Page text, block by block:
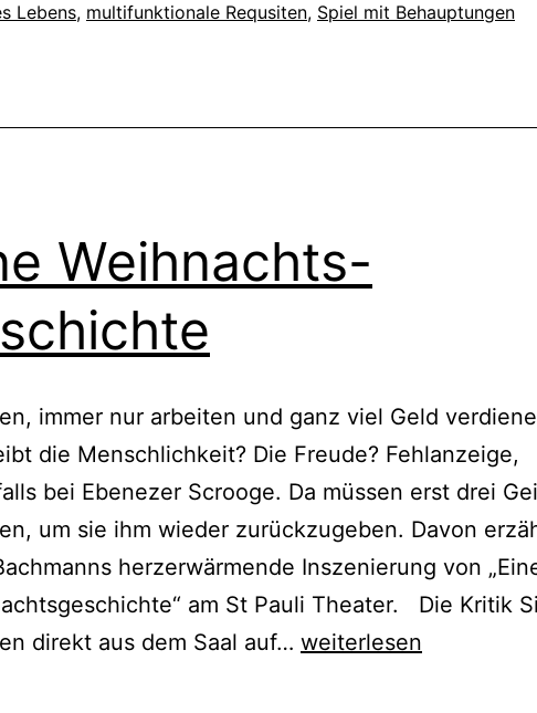
Lebens, multifunktionale Requsiten, Spiel mit Behauptungen
Weihnachts-
immer nur arbeiten und ganz viel Geld
die Menschlichkeit? Die Freude? Fehlanzeige,
bei Ebenezer Scrooge. Da müssen erst drei
um sie ihm wieder zurückzugeben. Davon
herzerwärmende Inszenierung von
am St Pauli Theater. Die Kritik
direkt aus dem Saal auf… Eine
weiterlesen